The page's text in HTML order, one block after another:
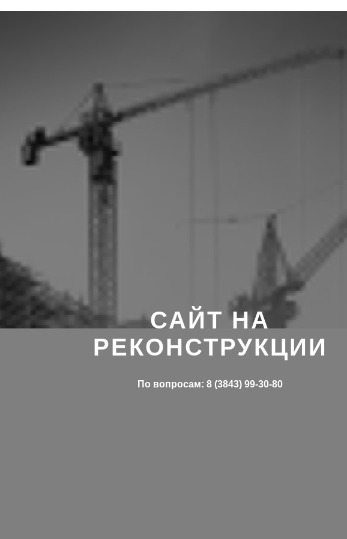
САЙТ НА
РЕКОНСТРУКЦИИ
По вопросам: 8 (3843) 99-30-80